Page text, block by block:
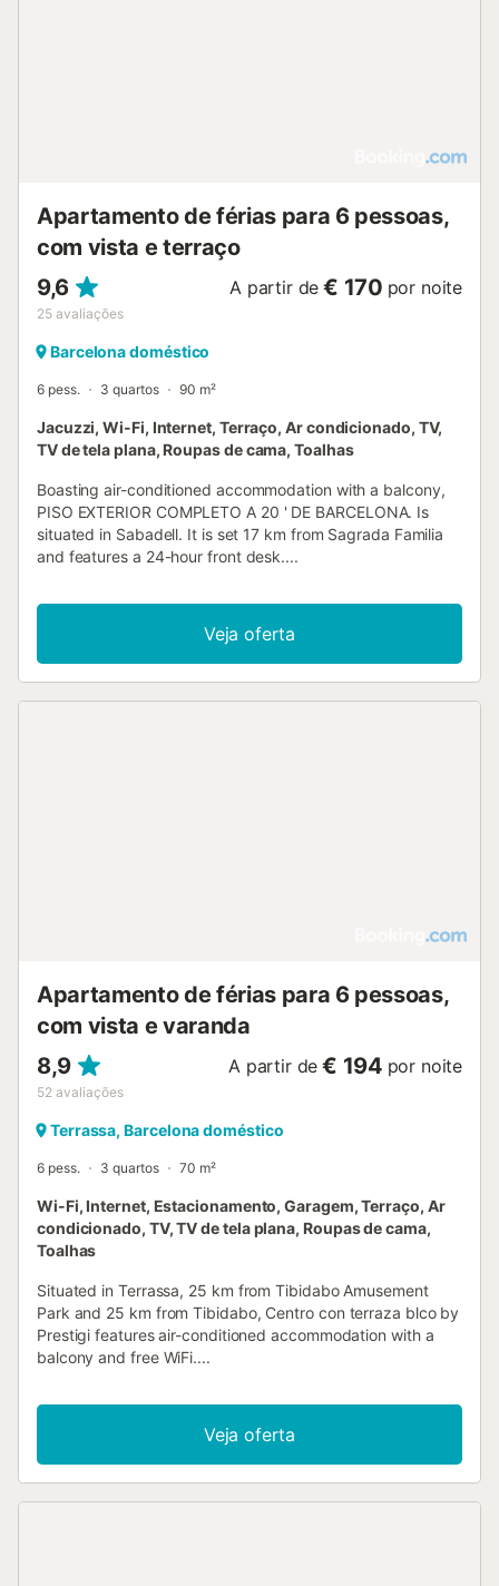
Apartamento de férias para 6 pessoas,
com vista e terraço
9,6
25 avaliações
A partir de € 170 por noite
Barcelona doméstico
6 pess. 3 quartos 90 m²
Jacuzzi, Wi-Fi, Internet, Terraço, Ar condicionado, TV,
TV de tela plana, Roupas de cama, Toalhas
Boasting air-conditioned accommodation with a balcony,
PISO EXTERIOR COMPLETO A 20 ' DE BARCELONA. Is
situated in Sabadell. It is set 17 km from Sagrada Familia
and features a 24-hour front desk....
Veja oferta
Apartamento de férias para 6 pessoas,
com vista e varanda
8,9
52 avaliações
A partir de € 194 por noite
Terrassa, Barcelona doméstico
6 pess. 3 quartos 70 m²
Wi-Fi, Internet, Estacionamento, Garagem, Terraço, Ar
condicionado, TV, TV de tela plana, Roupas de cama,
Toalhas
Situated in Terrassa, 25 km from Tibidabo Amusement
Park and 25 km from Tibidabo, Centro con terraza blco by
Prestigi features air-conditioned accommodation with a
balcony and free WiFi....
Veja oferta